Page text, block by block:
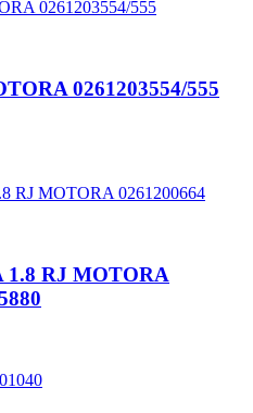
0261203554/555
RJ MOTORA